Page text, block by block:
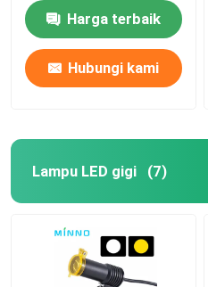
Harga terbaik
Hubungi kami
Lampu LED gigi (7)